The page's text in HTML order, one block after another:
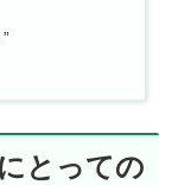
とっての